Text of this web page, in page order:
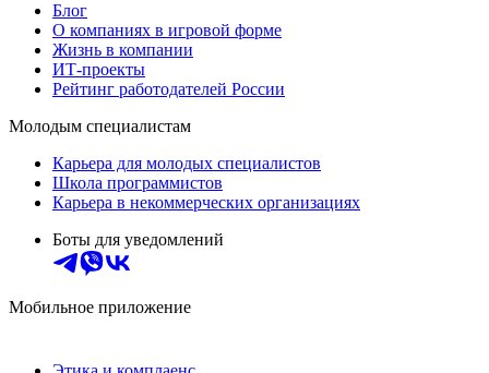
Блог
О компаниях в игровой форме
Жизнь в компании
ИТ-проекты
Рейтинг работодателей России
Молодым специалистам
Карьера для молодых специалистов
Школа программистов
Карьера в некоммерческих организациях
Боты для уведомлений
Мобильное приложение